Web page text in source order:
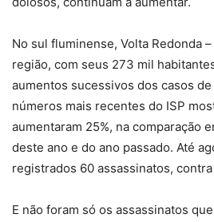
No sul fluminense, Volta Redonda
região, com seus 273 mil
aumentos sucessivos dos casos
números mais recentes do ISP
aumentaram 25%, na comparação
deste ano e do ano passado. Até
registrados 60 assassinatos,
E não foram só os assassinatos